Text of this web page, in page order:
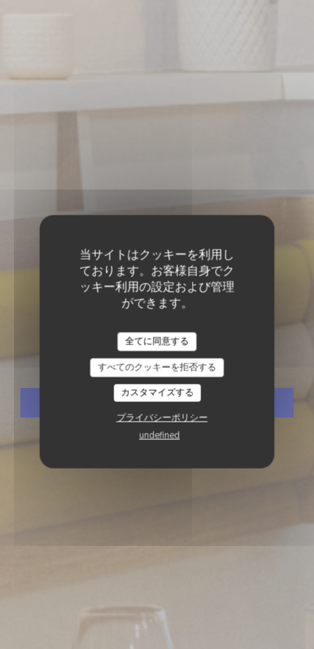
当サイトはクッキーを利用し
ております。お客様自身でク
ッキー利用の設定および管理
ができます。
全てに同意する
すべてのクッキーを拒否する
カスタマイズする
プライバシーポリシー
undefined
Frangine
予約